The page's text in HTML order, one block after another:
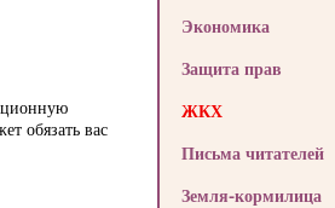
обязать вас
Экономика
Защита прав
ЖКХ
Письма читателей
Земля-кормилица